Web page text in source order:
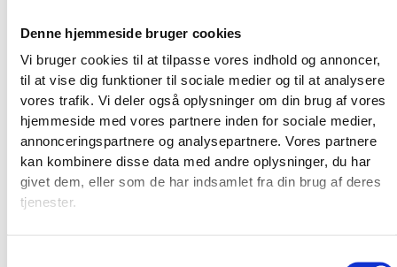
Denne hjemmeside bruger cookies
Vi bruger cookies til at tilpasse vores indhold og annoncer,
til at vise dig funktioner til sociale medier og til at analysere
vores trafik. Vi deler også oplysninger om din brug af vores
hjemmeside med vores partnere inden for sociale medier,
annonceringspartnere og analysepartnere. Vores partnere
kan kombinere disse data med andre oplysninger, du har
givet dem, eller som de har indsamlet fra din brug af deres
tjenester.